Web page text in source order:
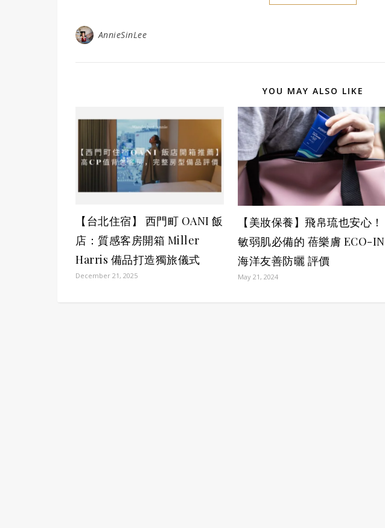
AnnieSinLee
YOU MAY ALSO LIKE
【台北住宿】 西門町 OANI 飯
店：質感客房開箱 Miller
Harris 備品打造獨旅儀式
December 21, 2025
【美妝保養】飛帛琉也安心！
敏弱肌必備的 蓓樂膚 ECO-IN
海洋友善防曬 評價
May 21, 2024